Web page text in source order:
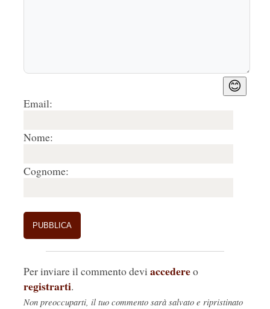
😊
Email:
Nome:
Cognome:
Per inviare il commento devi accedereo
registrarti.
Non preoccuparti, il tuo commento sarà salvato e ripristinato